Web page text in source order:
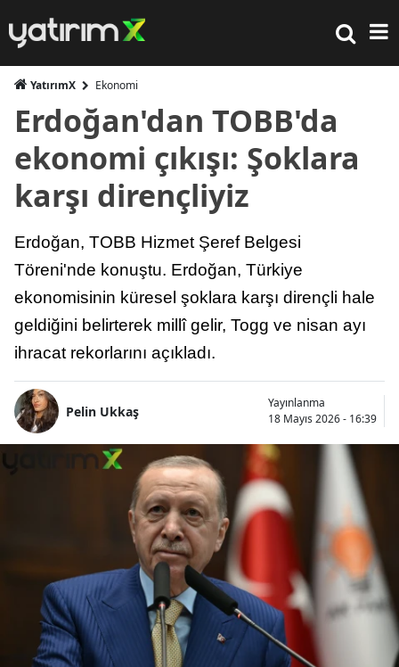
YatırımX Ekonomi
Erdoğan'dan TOBB'da
ekonomi çıkışı: Şoklara
karşı dirençliyiz
Erdoğan, TOBB Hizmet Şeref Belgesi
Töreni'nde konuştu. Erdoğan, Türkiye
ekonomisinin küresel şoklara karşı dirençli hale
geldiğini belirterek millî gelir, Togg ve nisan ayı
ihracat rekorlarını açıkladı.
Pelin Ukkaş
Yayınlanma
18 Mayıs 2026 - 16:39